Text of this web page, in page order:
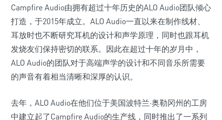
Campfire Audio由拥有超过十年历史的ALO Audio团队倾心
打造，于2015年成立。ALO Audio一直以来在制作线材、
耳放时也不断研究耳机的设计和声学原理，同时也跟耳机
发烧友们保持密切的联系。因此在超过十年的岁月中，
ALO Audio的团队对于高端声学的设计和不同音乐所需要
的声音有着相当清晰和深厚的认识。
去年，ALO Audio在他们位于美国波特兰·奥勒冈州的工房
中建立起了Campfire Audio的生产线，同时推出了一系列